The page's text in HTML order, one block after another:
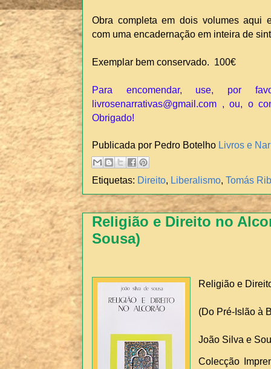
Obra completa em dois volumes aqui
com uma encadernação em inteira de
Exemplar bem conservado. 100€
Para encomendar, use, por
livrosenarrativas@gmail.com , ou, o
Obrigado!
Publicada por Pedro Botelho Livros e
Etiquetas: Direito, Liberalismo, Tomás
Religião e Direito no
Sousa)
Religião e
(Do Pré-Islão à
João Silva e
Colecção